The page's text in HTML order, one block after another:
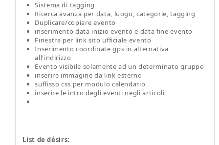
Sistema di tagging
Ricerca avanza per data, luogo, categorie, tagging
Duplicare/copiare evento
inserimento data inizio evento e data fine evento
Finestra per link sito ufficiale evento
Inserimento coordinate gps in alternativa
all'indirizzo
Evento visibile solamente ad un determinato gruppo
inserire immagine da link esterno
suffisso css per modulo calendario
inserire le intro degli eventi negli articoli
List de désirs: